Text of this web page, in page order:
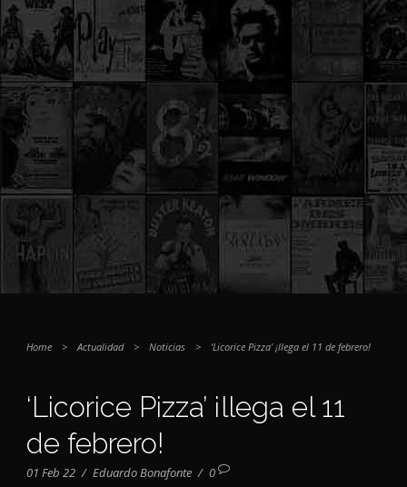
Home > Actualidad > Noticias > ‘Licorice Pizza’ ¡llega el 11 de febrero!
‘Licorice Pizza’ ¡llega el 11
de febrero!
01 Feb 22 / Eduardo Bonafonte / 0